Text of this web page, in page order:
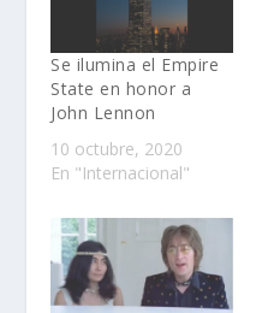
Se ilumina el Empire
State en honor a
John Lennon
10 octubre, 2020
En "Internacional"